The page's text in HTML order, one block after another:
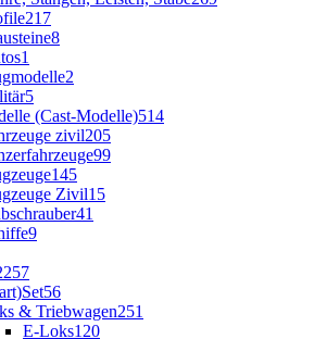
217
8
1
2
5
(Cast-Modelle)514
zivil205
99
145
Zivil15
41
9
56
& Triebwagen251
E-Loks120